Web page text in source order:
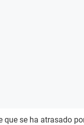
que se ha atrasado